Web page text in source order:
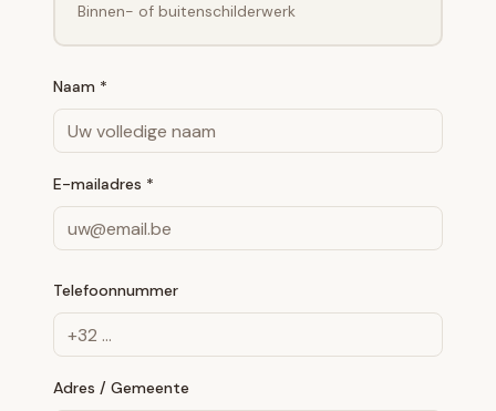
Binnen- of buitenschilderwerk
Naam *
E-mailadres *
Telefoonnummer
Adres / Gemeente